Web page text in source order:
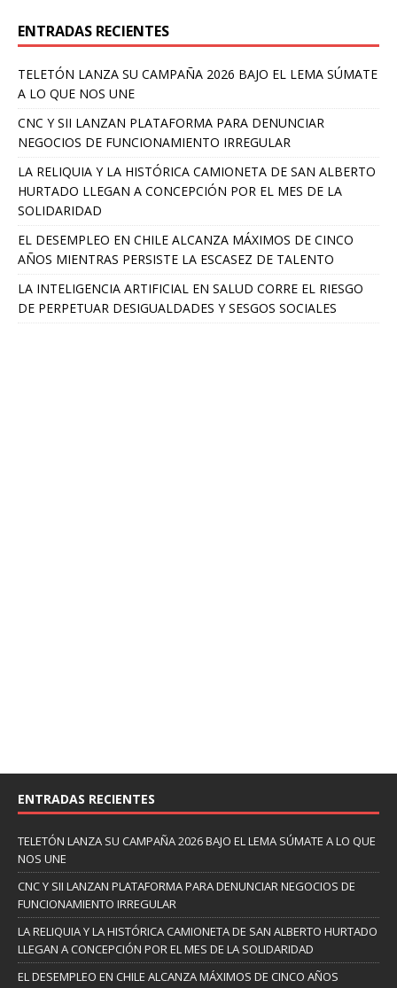
ENTRADAS RECIENTES
TELETÓN LANZA SU CAMPAÑA 2026 BAJO EL LEMA SÚMATE
A LO QUE NOS UNE
CNC Y SII LANZAN PLATAFORMA PARA DENUNCIAR
NEGOCIOS DE FUNCIONAMIENTO IRREGULAR
LA RELIQUIA Y LA HISTÓRICA CAMIONETA DE SAN ALBERTO
HURTADO LLEGAN A CONCEPCIÓN POR EL MES DE LA
SOLIDARIDAD
EL DESEMPLEO EN CHILE ALCANZA MÁXIMOS DE CINCO
AÑOS MIENTRAS PERSISTE LA ESCASEZ DE TALENTO
LA INTELIGENCIA ARTIFICIAL EN SALUD CORRE EL RIESGO
DE PERPETUAR DESIGUALDADES Y SESGOS SOCIALES
ENTRADAS RECIENTES
TELETÓN LANZA SU CAMPAÑA 2026 BAJO EL LEMA SÚMATE A LO QUE
NOS UNE
CNC Y SII LANZAN PLATAFORMA PARA DENUNCIAR NEGOCIOS DE
FUNCIONAMIENTO IRREGULAR
LA RELIQUIA Y LA HISTÓRICA CAMIONETA DE SAN ALBERTO HURTADO
LLEGAN A CONCEPCIÓN POR EL MES DE LA SOLIDARIDAD
EL DESEMPLEO EN CHILE ALCANZA MÁXIMOS DE CINCO AÑOS